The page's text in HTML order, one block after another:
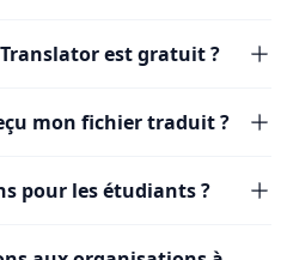
Translator est gratuit ?
mon fichier traduit ?
pour les étudiants ?